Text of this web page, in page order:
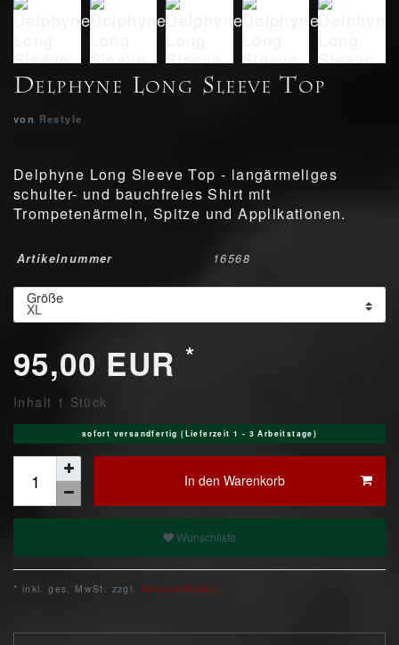
Delphyne Long Sleeve Top
von Restyle
Delphyne Long Sleeve Top - langärmeliges
schulter- und bauchfreies Shirt mit
Trompetenärmeln, Spitze und Applikationen.
Artikelnummer 16568
Größe
95,00 EUR *
Inhalt 1 Stück
sofort versandfertig (Lieferzeit 1 - 3 Arbeitstage)
In den Warenkorb
Wunschliste
* inkl. ges. MwSt. zzgl. Versandkosten